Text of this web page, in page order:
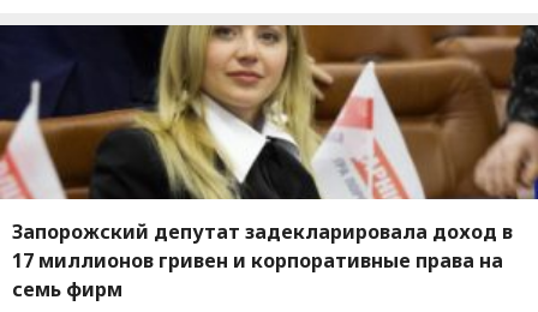
Запорожский депутат задекларировала доход в
17 миллионов гривен и корпоративные права на
семь фирм